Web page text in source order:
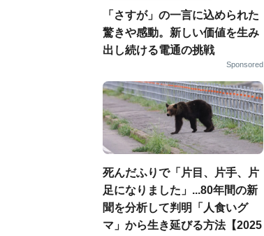
「さすが」の一言に込められた
驚きや感動。新しい価値を生み
出し続ける電通の挑戦
Sponsored
死んだふりで「片目、片手、片
足になりました」...80年間の新
聞を分析して判明「人食いグ
マ」から生き延びる方法【2025